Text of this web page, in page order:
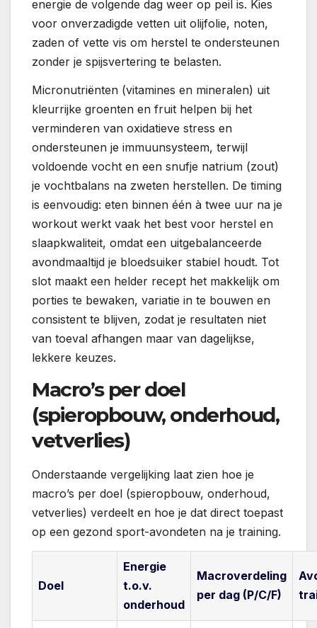
energie de volgende dag weer op peil is. Kies
voor onverzadigde vetten uit olijfolie, noten,
zaden of vette vis om herstel te ondersteunen
zonder je spijsvertering te belasten.
Micronutriënten (vitamines en mineralen) uit
kleurrijke groenten en fruit helpen bij het
verminderen van oxidatieve stress en
ondersteunen je immuunsysteem, terwijl
voldoende vocht en een snufje natrium (zout)
je vochtbalans na zweten herstellen. De timing
is eenvoudig: eten binnen één à twee uur na je
workout werkt vaak het best voor herstel en
slaapkwaliteit, omdat een uitgebalanceerde
avondmaaltijd je bloedsuiker stabiel houdt. Tot
slot maakt een helder recept het makkelijk om
porties te bewaken, variatie in te bouwen en
consistent te blijven, zodat je resultaten niet
van toeval afhangen maar van dagelijkse,
lekkere keuzes.
Macro’s per doel
(spieropbouw, onderhoud,
vetverlies)
Onderstaande vergelijking laat zien hoe je
macro’s per doel (spieropbouw, onderhoud,
vetverlies) verdeelt en hoe je dat direct toepast
op een gezond sport-avondeten na je training.
Doel
Energie
t.o.v.
onderhoud
Macroverdeling
per dag (P/C/F)